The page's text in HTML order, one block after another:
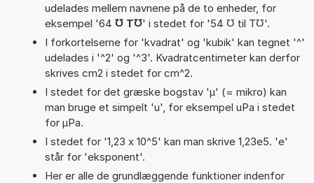
udelades mellem navnene på de to enheder, for
eksempel '64 ℧ T℧' i stedet for '54 ℧ til T℧'.
I forkortelserne for 'kvadrat' og 'kubik' kan tegnet '^'
udelades i '^2' og '^3'. Kvadratcentimeter kan derfor
skrives cm2 i stedet for cm^2.
I stedet for det græske bogstav 'µ' (= mikro) kan
man bruge et simpelt 'u', for eksempel uPa i stedet
for µPa.
I stedet for '1,23 x 10^5' kan man skrive 1,23e5. 'e'
står for 'eksponent'.
Her er alle de grundlæggende funktioner indenfor